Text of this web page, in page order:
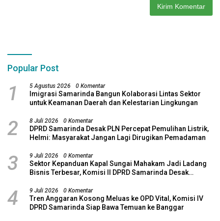
Popular Post
1 5 Agustus 2026 0 Komentar
Imigrasi Samarinda Bangun Kolaborasi Lintas Sektor
untuk Keamanan Daerah dan Kelestarian Lingkungan
2 8 Juli 2026 0 Komentar
DPRD Samarinda Desak PLN Percepat Pemulihan Listrik,
Helmi: Masyarakat Jangan Lagi Dirugikan Pemadaman
3 9 Juli 2026 0 Komentar
Sektor Kepanduan Kapal Sungai Mahakam Jadi Ladang
Bisnis Terbesar, Komisi II DPRD Samarinda Desak
4 9 Juli 2026 0 Komentar
Tren Anggaran Kosong Meluas ke OPD Vital, Komisi IV
DPRD Samarinda Siap Bawa Temuan ke Banggar